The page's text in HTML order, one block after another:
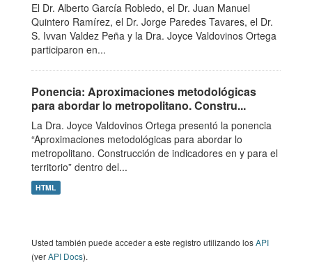
El Dr. Alberto García Robledo, el Dr. Juan Manuel
Quintero Ramírez, el Dr. Jorge Paredes Tavares, el Dr.
S. Ivvan Valdez Peña y la Dra. Joyce Valdovinos Ortega
participaron en...
Ponencia: Aproximaciones metodológicas
para abordar lo metropolitano. Constru...
La Dra. Joyce Valdovinos Ortega presentó la ponencia
“Aproximaciones metodológicas para abordar lo
metropolitano. Construcción de indicadores en y para el
territorio” dentro del...
HTML
Usted también puede acceder a este registro utilizando losAPI
(verAPI Docs).